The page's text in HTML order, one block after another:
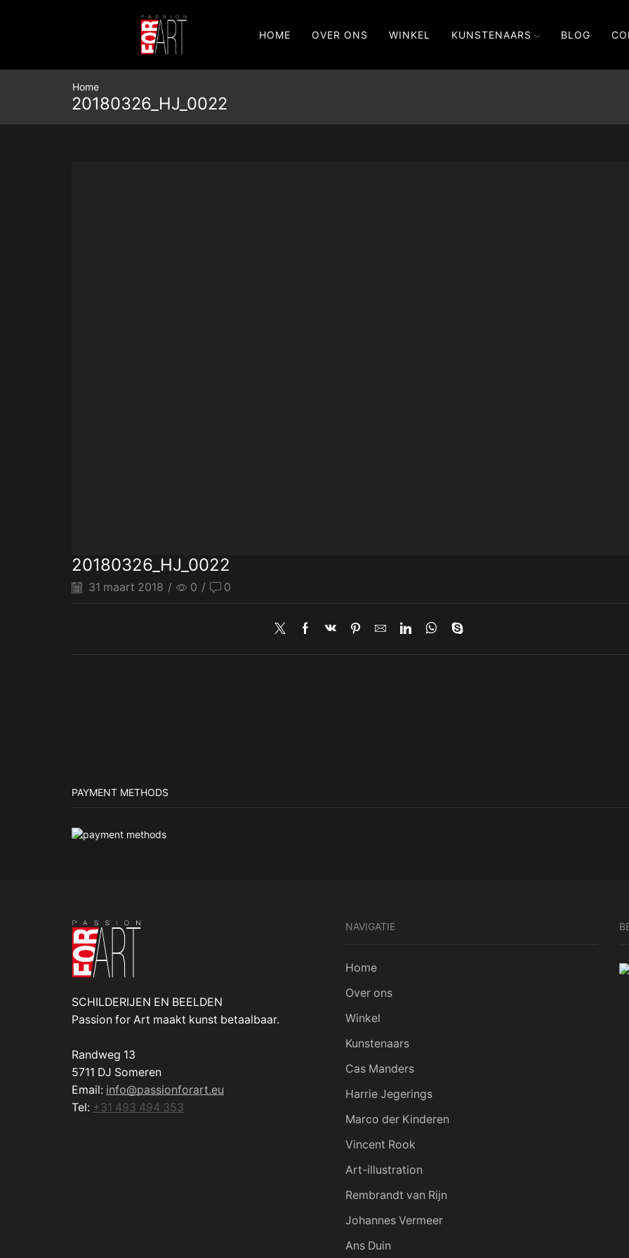
HOME OVER ONS WINKEL KUNSTENAARS BLOG
Home
20180326_HJ_0022
20180326_HJ_0022
31 maart 2018 / 0 / 0
PAYMENT METHODS
SCHILDERIJEN EN BEELDEN
Passion for Art maakt kunst betaalbaar.
Randweg 13
5711 DJ Someren
Email: info@passionforart.eu
Tel: +31 493 494 353
NAVIGATIE
Home
Over ons
Winkel
Kunstenaars
Cas Manders
Harrie Jegerings
Marco der Kinderen
Vincent Rook
Art-illustration
Rembrandt van Rijn
Johannes Vermeer
Ans Duin